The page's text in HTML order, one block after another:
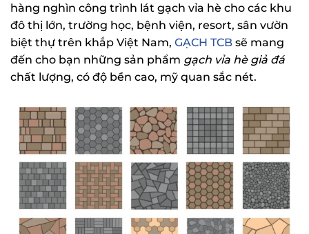
hàng nghìn công trình lát gạch vỉa hè cho các khu
đô thị lớn, trường học, bệnh viện, resort, sân vườn
biệt thự trên khắp Việt Nam, GẠCH TCB sẽ mang
đến cho bạn những sản phẩm gạch vỉa hè giả đá
chất lượng, có độ bền cao, mỹ quan sắc nét.